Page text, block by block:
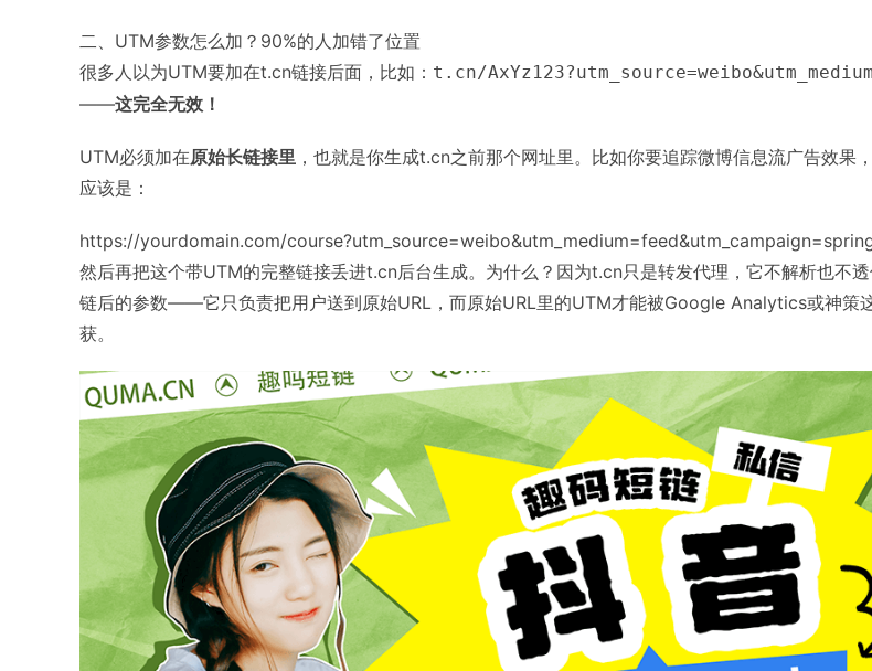
二、UTM参数怎么加？90%的人加错了位置
很多人以为UTM要加在t.cn链接后面，比如： t.cn/
——这完全无效！
UTM必须加在原始长链接里 ，也就是你生成t.cn之前那个网址里。比如你要追踪微博信息流广告效果
应该是：
https://yourdomain.com/
然后再把这个带UTM的完整链接丢进t.cn后台生成。为什么？因为t.cn只是转发代理，它不解析也不
链后的参数——它只负责把用户送到原始URL，而原始URL里的UTM才能被Google Analytics或神策
获。